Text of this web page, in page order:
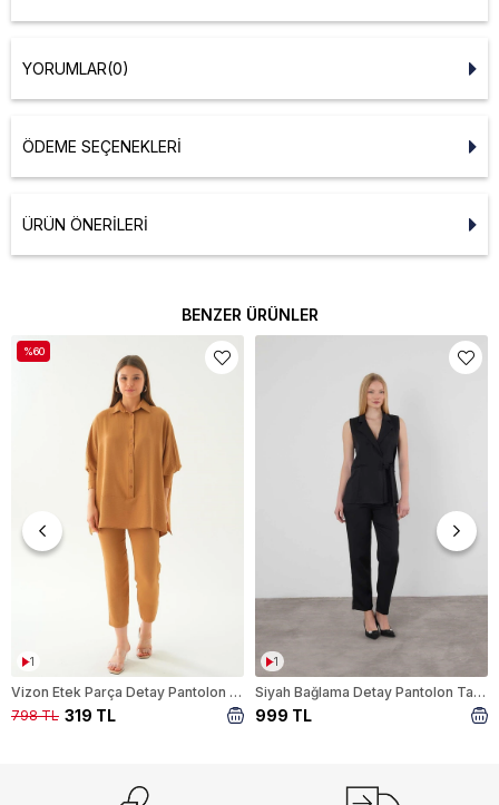
YORUMLAR(0)
ÖDEME SEÇENEKLERI
ÜRÜN ÖNERILERI
BENZER ÜRÜNLER
1
Vizon Etek Parça Detay Pantolon Takım 6775A
319 TL
798 TL
%60
1
Siyah Bağlama Detay Pantolon Takım 6307
999 TL